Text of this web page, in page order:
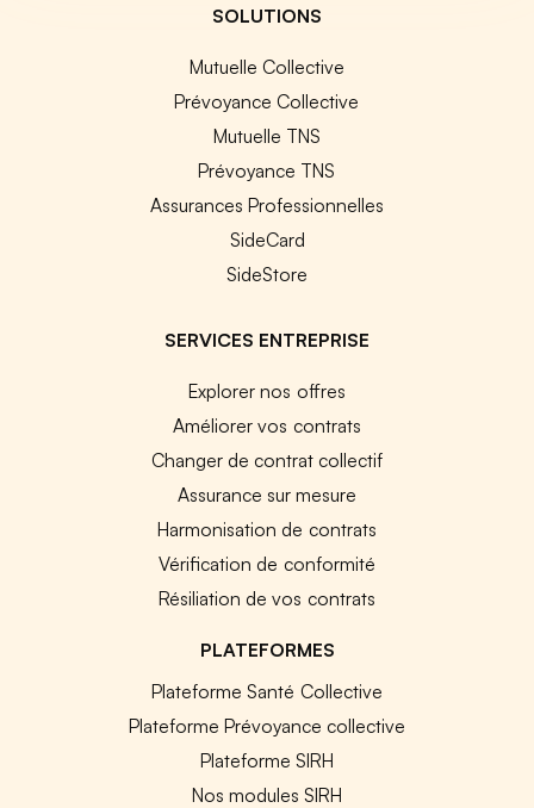
SOLUTIONS
Mutuelle Collective
Prévoyance Collective
Mutuelle TNS
Prévoyance TNS
Assurances Professionnelles
SideCard
SideStore
SERVICES ENTREPRISE
Explorer nos offres
Améliorer vos contrats
Changer de contrat collectif
Assurance sur mesure
Harmonisation de contrats
Vérification de conformité
Résiliation de vos contrats
PLATEFORMES
Plateforme Santé Collective
Plateforme Prévoyance collective
Plateforme SIRH
Nos modules SIRH